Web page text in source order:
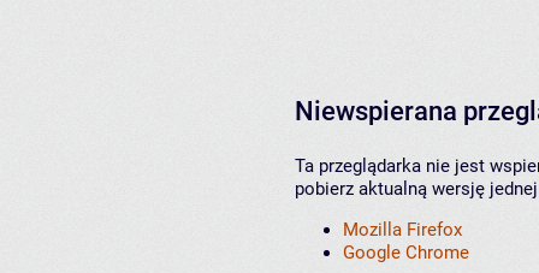
Niewspierana
Ta przeglądarka nie jest
pobierz aktualną wersję
Mozilla Firefox
Google Chrome